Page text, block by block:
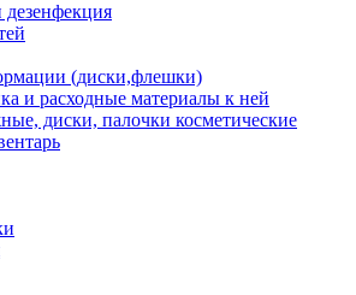
(диски,флешки)
и расходные материалы к ней
диски, палочки косметические